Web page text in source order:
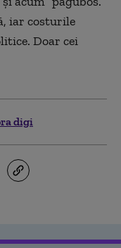
iar costurile
Doar cei
digi